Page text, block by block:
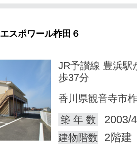
エスポワール柞田６
JR予讃線 豊浜駅
歩37分
香川県観音寺市
築 年 数
2003/
建物階数 2階建